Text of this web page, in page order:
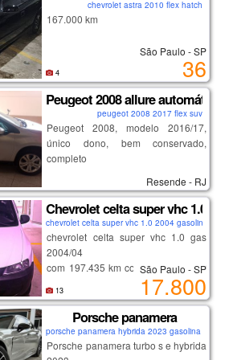
✅ chave reserva
✅ excelente estado de conservação
✅ manual do proprietário
✅ 4 pneus novos
✅ revisado
✅ sem sinistro
✅ sem leilão
✅ tirado 0km na holanda
volkswagen.
chevrolet astra 2010 flex hatch
167.000 km
São Paulo - SP
36
4
Peugeot 2008 allure automático
peugeot 2008 2017 flex suv
Peugeot 2008, modelo 2016/17,
único dono, bem conservado,
completo
Resende - RJ
Chevrolet celta super vhc 1.0 gas
chevrolet celta super vhc 1.0 2004 gasolina hatch
chevrolet celta super vhc 1.0 gas
2004/04
com 197.435 km cor branco com ar
condicionado, vidros e trava elétrica
veículo em ótimo estado de
conservação pneus e mecânica em
geral excelente. veículo particular
de uso diário placa de sp final 4 já
São Paulo - SP
17.800
13
Porsche panamera
porsche panamera hybrida 2023 gasolina coupe
Porsche panamera turbo s e hybrida